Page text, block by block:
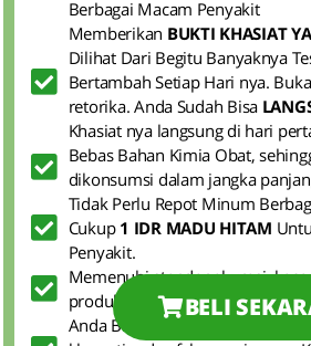
Berbagai Macam Penyakit
Memberikan BUKTI KHASIAT
Dilihat Dari Begitu Banyaknya
Bertambah Setiap Hari nya.
retorika. Anda Sudah Bisa
Khasiat nya langsung di hari
Bebas Bahan Kimia Obat,
dikonsumsi dalam jangka
Tidak Perlu Repot Minum
Cukup 1 IDR MADU HITAM
Penyakit.
Memenuhi standar akurasi,
produk
Anda Bisa Mengkonsumsi
BELI